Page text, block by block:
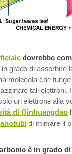
dovrebbe
grado di assorbire
molecola che
tali elettroni.
un elettrone alla
di Qinhuangdao
di mimare il
è in grado